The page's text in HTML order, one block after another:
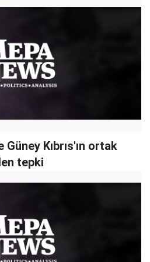
Güney Kıbrıs'ın ortak
tepki